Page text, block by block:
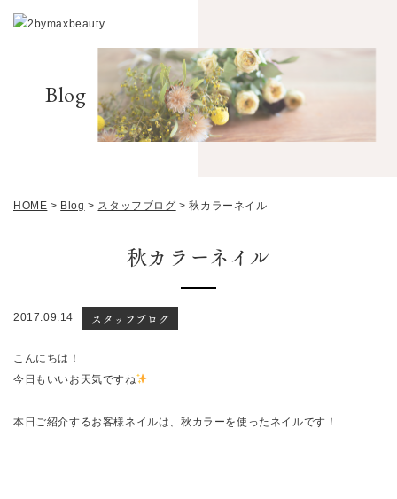
Blog
HOME > Blog > スタッフブログ >秋カラーネイル
秋カラーネイル
2017.09.14 スタッフブログ
こんにちは！
今日もいいお天気ですね
本日ご紹介するお客様ネイルは、秋カラーを使ったネイルです！